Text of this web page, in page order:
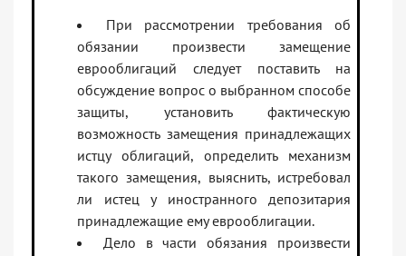
При рассмотрении требования об
обязании произвести замещение
еврооблигаций следует поставить на
обсуждение вопрос о выбранном способе
защиты, установить фактическую
возможность замещения принадлежащих
истцу облигаций, определить механизм
такого замещения, выяснить, истребовал
ли истец у иностранного депозитария
принадлежащие ему еврооблигации.
Дело в части обязания произвести